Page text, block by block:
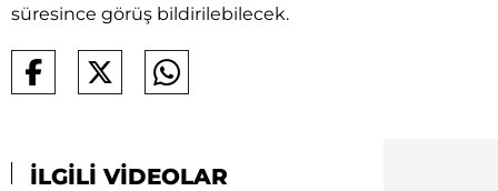
süresince görüş bildirilebilecek.
İLGİLİ VİDEOLAR